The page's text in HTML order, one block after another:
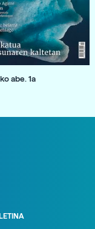
abe. 1a